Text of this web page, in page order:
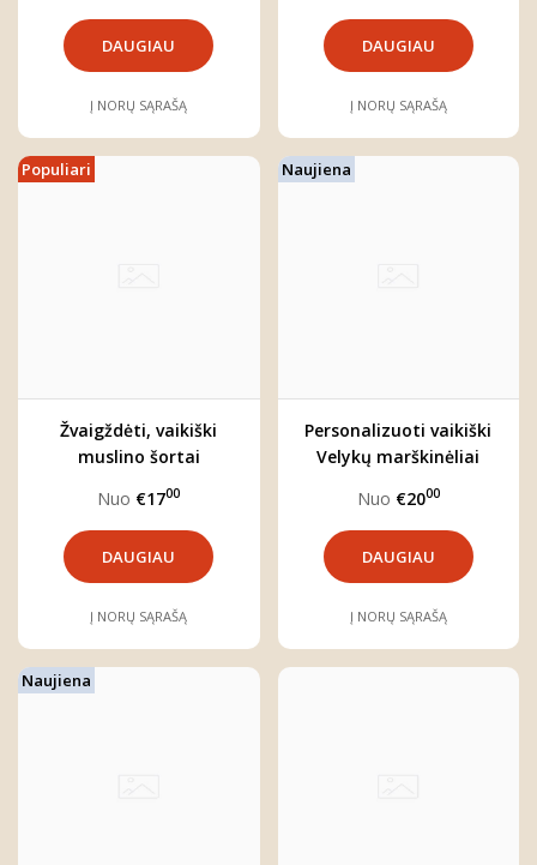
DAUGIAU
Į NORŲ SĄRAŠĄ
DAUGIAU
Į NORŲ SĄRAŠĄ
Populiari
Žvaigždėti, vaikiški
muslino šortai
Nuo €1700
DAUGIAU
Į NORŲ SĄRAŠĄ
Naujiena
Personalizuoti vaikiški
Velykų marškinėliai
Nuo €2000
DAUGIAU
Į NORŲ SĄRAŠĄ
Naujiena